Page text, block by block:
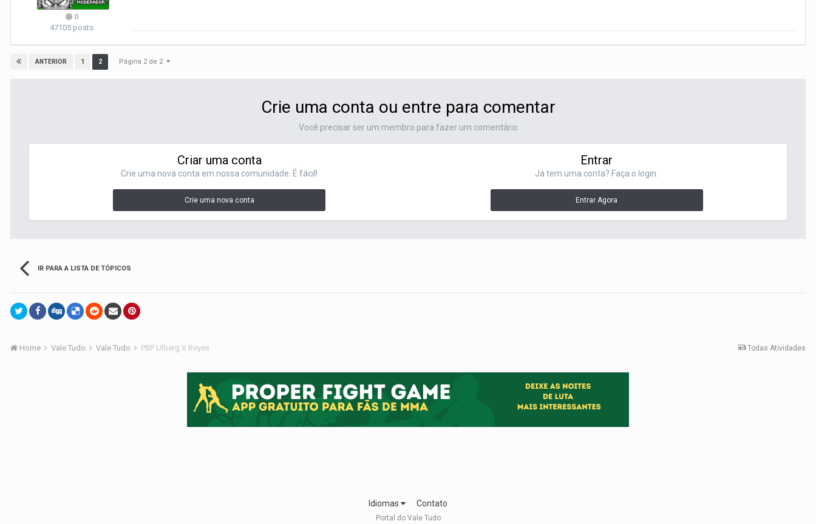
0
47105 posts
ANTERIOR 1 2 Página 2 de 2
Crie uma conta ou entre para comentar
Você precisar ser um membro para fazer um comentário
Criar uma conta
Crie uma nova conta em nossa comunidade. É fácil!
Crie uma nova conta
Entrar
Já tem uma conta? Faça o login.
Entrar Agora
IR PARA A LISTA DE TÓPICOS
Todas Atividades
Home Vale Tudo Vale Tudo PBP Ulberg X Reyes
Idiomas Contato
Portal do Vale Tudo